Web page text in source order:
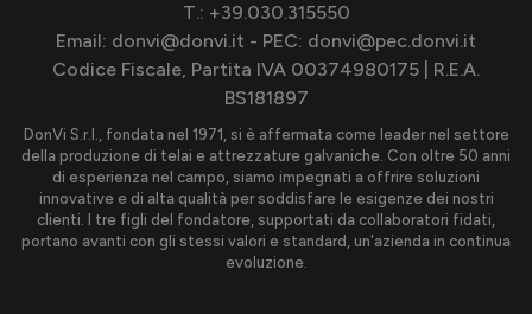
T.: +39.030.315550
Email: donvi@donvi.it - PEC: donvi@pec.donvi.it
Codice Fiscale, Partita IVA 00374980175 | R.E.A.
BS181897
DonVi S.r.l., fondata nel 1971, si è affermata come leader nel settore
della produzione di telai e attrezzature galvaniche. Con oltre 50 anni
di esperienza nel campo, siamo impegnati a offrire soluzioni
innovative e di alta qualità per soddisfare le esigenze dei nostri
clienti. I tre figli del fondatore, supportati da collaboratori fidati,
portano avanti con gli stessi valori e standard, un'azienda in continua
evoluzione.